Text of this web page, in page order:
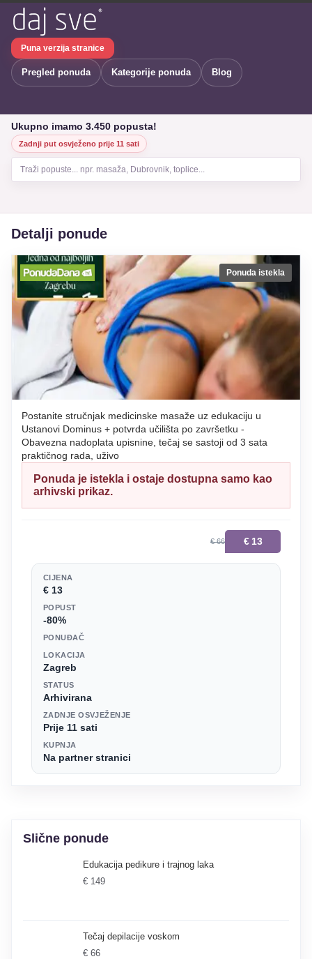
Puna verzija stranice
Pregled ponuda Kategorije ponuda Blog
Ukupno imamo 3.450 popusta!
Zadnji put osvježeno prije 11 sati
Traži popuste... npr. masaža, Dubrovnik, toplice...
Detalji ponude
Ponuda istekla
Postanite stručnjak medicinske masaže uz edukaciju u
Ustanovi Dominus + potvrda učilišta po završetku -
Obavezna nadoplata upisnine, tečaj se sastoji od 3 sata
praktičnog rada, uživo
Ponuda je istekla i ostaje dostupna samo kao
arhivski prikaz.
€ 66 € 13
CIJENA
€ 13
POPUST
-80%
PONUĐAČ
LOKACIJA
Zagreb
STATUS
Arhivirana
ZADNJE OSVJEŽENJE
Prije 11 sati
KUPNJA
Na partner stranici
Slične ponude
Edukacija pedikure i trajnog laka
€ 149
Tečaj depilacije voskom
€ 66